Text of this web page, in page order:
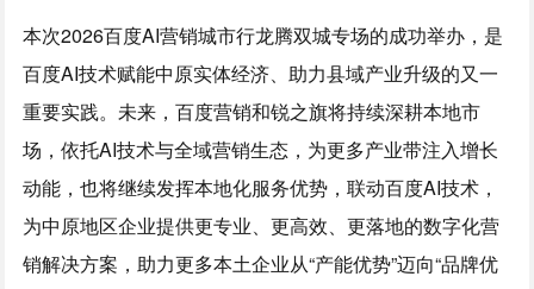
本次2026百度AI营销城市行龙腾双城专场的成功举办，是
百度AI技术赋能中原实体经济、助力县域产业升级的又一
重要实践。未来，百度营销和锐之旗将持续深耕本地市
场，依托AI技术与全域营销生态，为更多产业带注入增长
动能，也将继续发挥本地化服务优势，联动百度AI技术，
为中原地区企业提供更专业、更高效、更落地的数字化营
销解决方案，助力更多本土企业从“产能优势”迈向“品牌优